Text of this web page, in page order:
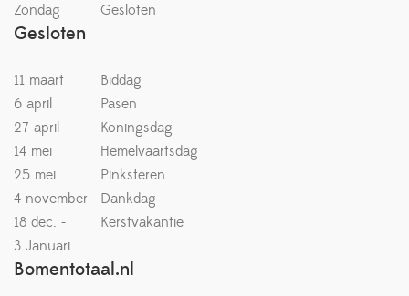
Zondag
Gesloten
Gesloten
11 maart
Biddag
6 april
Pasen
27 april
Koningsdag
14 mei
Hemelvaartsdag
25 mei
Pinksteren
4 november
Dankdag
18 dec. -
Kerstvakantie
3 Januari
Bomentotaal.nl